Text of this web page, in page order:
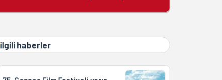
ilgili haberler